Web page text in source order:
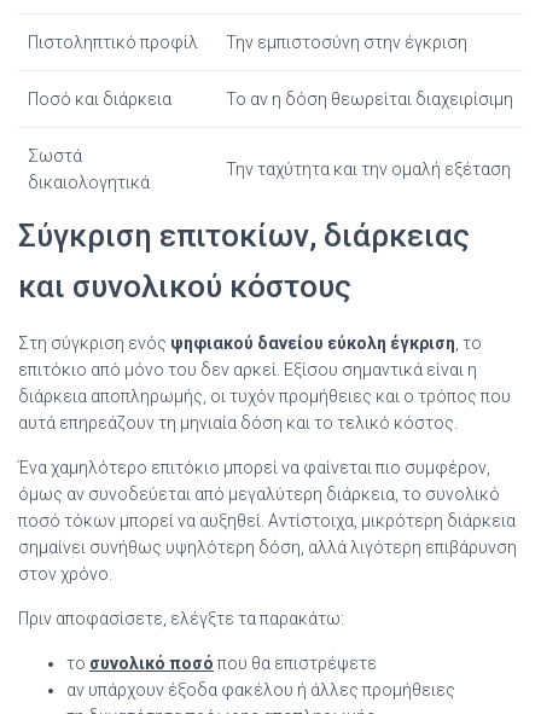
Πιστοληπτικό προφίλ Την εμπιστοσύνη στην έγκριση
Ποσό και διάρκεια Το αν η δόση θεωρείται διαχειρίσιμη
Σωστά
δικαιολογητικά
Την ταχύτητα και την ομαλή εξέταση
Σύγκριση επιτοκίων, διάρκειας
και συνολικού κόστους
Στη σύγκριση ενός ψηφιακού δανείου εύκολη έγκριση , το
επιτόκιο από μόνο του δεν αρκεί. Εξίσου σημαντικά είναι η
διάρκεια αποπληρωμής, οι τυχόν προμήθειες και ο τρόπος που
αυτά επηρεάζουν τη μηνιαία δόση και το τελικό κόστος.
Ένα χαμηλότερο επιτόκιο μπορεί να φαίνεται πιο συμφέρον,
όμως αν συνοδεύεται από μεγαλύτερη διάρκεια, το συνολικό
ποσό τόκων μπορεί να αυξηθεί. Αντίστοιχα, μικρότερη διάρκεια
σημαίνει συνήθως υψηλότερη δόση, αλλά λιγότερη επιβάρυνση
στον χρόνο.
Πριν αποφασίσετε, ελέγξτε τα παρακάτω:
το συνολικό ποσό που θα επιστρέψετε
αν υπάρχουν έξοδα φακέλου ή άλλες προμήθειες